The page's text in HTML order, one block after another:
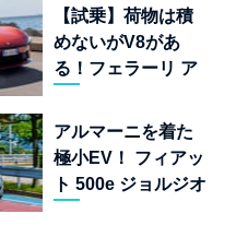
金ドーピング」の
異常な世界
【試乗】荷物は積
めないがV8があ
る！フェラーリ ア
ーが証明する純内
燃機関オープンカ
ーの至福
アルマーニを着た
極小EV！ フィアッ
ト 500e ジョルジオ